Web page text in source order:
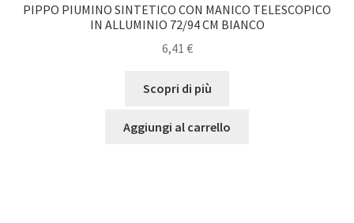
PIPPO PIUMINO SINTETICO CON MANICO TELESCOPICO
IN ALLUMINIO 72/94 CM BIANCO
6,41 €
Scopri di più
Aggiungi al carrello